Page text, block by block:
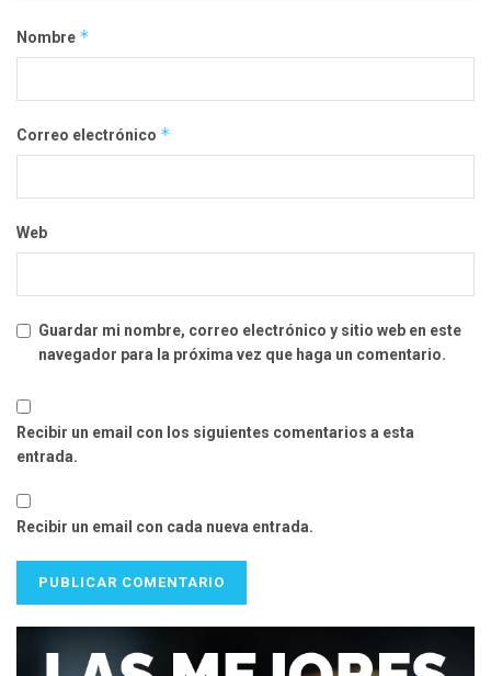
Nombre *
Correo electrónico *
Web
Guardar mi nombre, correo electrónico y sitio web en este
navegador para la próxima vez que haga un comentario.
Recibir un email con los siguientes comentarios a esta
entrada.
Recibir un email con cada nueva entrada.